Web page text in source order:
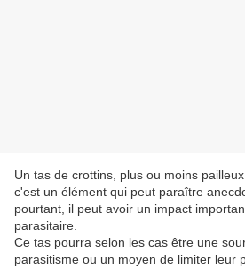
Un tas de crottins, plus ou moins
c'est un élément qui peut paraître
pourtant, il peut avoir un impact
parasitaire.
Ce tas pourra selon les cas être une
parasitisme ou un moyen de limiter leur